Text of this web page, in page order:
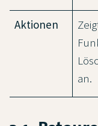
Aktionen
an.